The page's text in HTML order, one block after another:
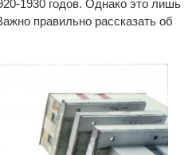
1930 годов. Однако это лишь
правильно рассказать об